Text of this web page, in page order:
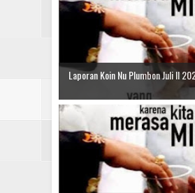
Laporan Koin Nu Plumbon Juli II